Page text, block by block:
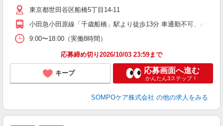
東京都世田谷区船橋5丁目14-11
小田急小田原線「千歳船橋」駅より徒歩13分 車通勤不可、バイク
9:00〜18:00（実働8時間）
応募締め切り2026/10/03 23:59まで
キープ 応募画面へ進む
かんたん3ステップ！
SOMPOケア株式会社 の他の求人をみる